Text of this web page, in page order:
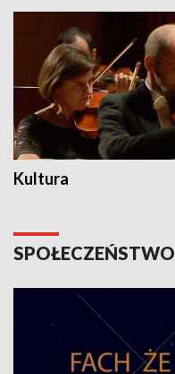
Kultura
SPOŁECZEŃSTWO